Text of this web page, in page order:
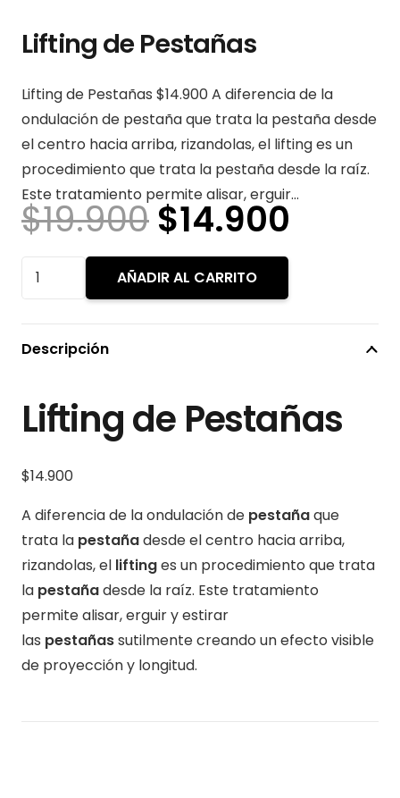
Lifting de Pestañas
Lifting de Pestañas $14.900 A diferencia de la
ondulación de pestaña que trata la pestaña desde
el centro hacia arriba, rizandolas, el lifting es un
procedimiento que trata la pestaña desde la raíz.
Este tratamiento permite alisar, erguir…
$19.900 El
precio
original
era:
$19.900.
$14.900
Lifting
cantidad
AÑADIR AL CARRITO
Descripción
Lifting de Pestañas
$14.900
A diferencia de la ondulación de pestañaque
trata la pestañadesde el centro hacia arriba,
rizandolas, el liftinges un procedimiento que trata
la pestañadesde la raíz. Este tratamiento
permite alisar, erguir y estirar
las pestañassutilmente creando un efecto visible
de proyección y longitud.